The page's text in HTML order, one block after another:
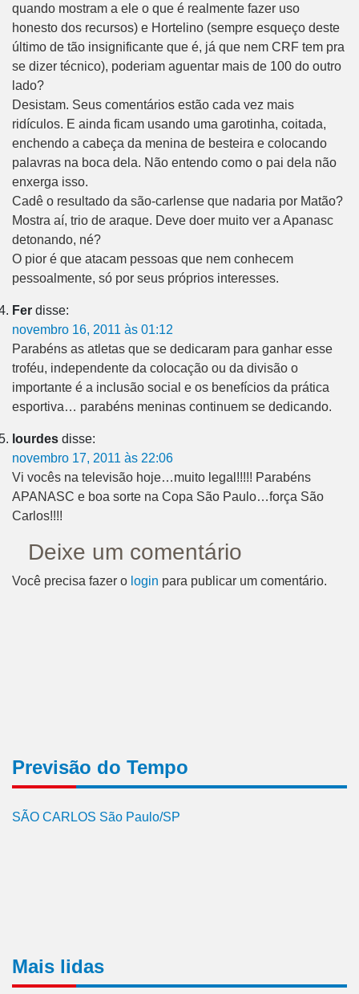
quando mostram a ele o que é realmente fazer uso
honesto dos recursos) e Hortelino (sempre esqueço deste
último de tão insignificante que é, já que nem CRF tem pra
se dizer técnico), poderiam aguentar mais de 100 do outro
lado?
Desistam. Seus comentários estão cada vez mais
ridículos. E ainda ficam usando uma garotinha, coitada,
enchendo a cabeça da menina de besteira e colocando
palavras na boca dela. Não entendo como o pai dela não
enxerga isso.
Cadê o resultado da são-carlense que nadaria por Matão?
Mostra aí, trio de araque. Deve doer muito ver a Apanasc
detonando, né?
O pior é que atacam pessoas que nem conhecem
pessoalmente, só por seus próprios interesses.
Fer disse:
novembro 16, 2011 às 01:12
Parabéns as atletas que se dedicaram para ganhar esse
troféu, independente da colocação ou da divisão o
importante é a inclusão social e os benefícios da prática
esportiva… parabéns meninas continuem se dedicando.
lourdes disse:
novembro 17, 2011 às 22:06
Vi vocês na televisão hoje…muito legal!!!!! Parabéns
APANASC e boa sorte na Copa São Paulo…força São
Carlos!!!!
Deixe um comentário
Você precisa fazer o login para publicar um comentário.
Previsão do Tempo
SÃO CARLOS São Paulo/SP
Mais lidas